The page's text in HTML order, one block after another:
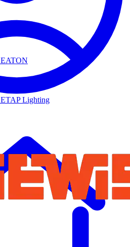
CIRCUTOR
EATON
ETAP Lighting